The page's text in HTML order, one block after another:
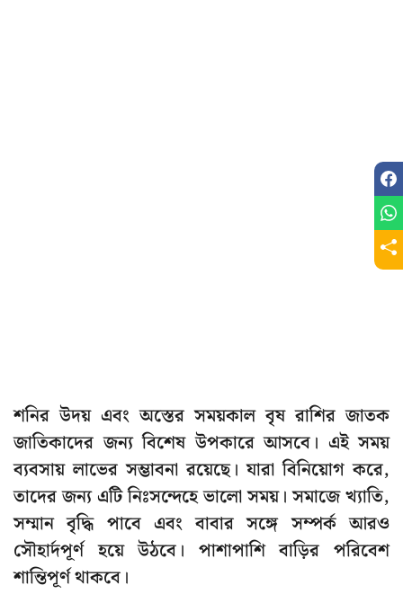
শনির উদয় এবং অস্তের সময়কাল বৃষ রাশির জাতক
জাতিকাদের জন্য বিশেষ উপকারে আসবে। এই সময়
ব্যবসায় লাভের সম্ভাবনা রয়েছে। যারা বিনিয়োগ করে,
তাদের জন্য এটি নিঃসন্দেহে ভালো সময়। সমাজে খ্যাতি,
সম্মান বৃদ্ধি পাবে এবং বাবার সঙ্গে সম্পর্ক আরও
সৌহার্দপূর্ণ হয়ে উঠবে। পাশাপাশি বাড়ির পরিবেশ
শান্তিপূর্ণ থাকবে।